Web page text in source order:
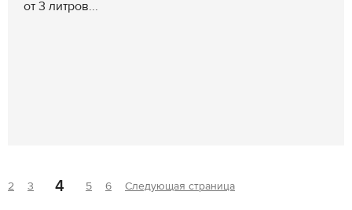
от 3 литров...
2 3 4 5 6 Следующая страница